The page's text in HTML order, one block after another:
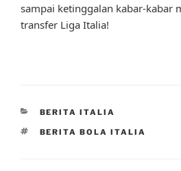
sampai ketinggalan kabar-kabar
transfer Liga Italia!
CATEGORIES
BERITA ITALIA
TAGS
BERITA BOLA ITALIA